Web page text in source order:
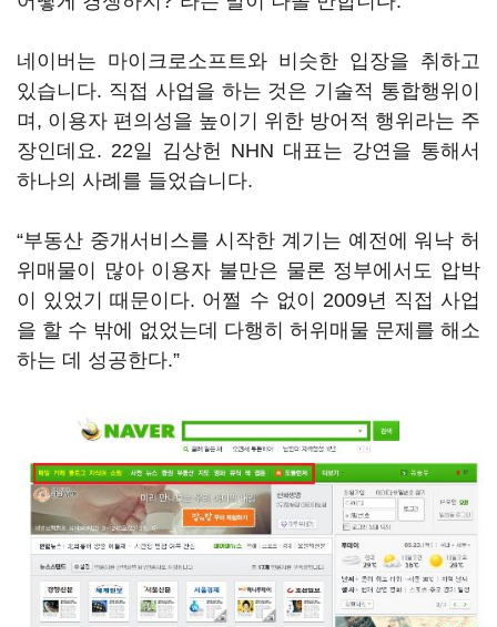
네이버는 마이크로소프트와 비슷한 입장을 취하고
있습니다. 직접 사업을 하는 것은 기술적 통합행위이
며, 이용자 편의성을 높이기 위한 방어적 행위라는 주
장인데요. 22일 김상헌 NHN 대표는 강연을 통해서
하나의 사례를 들었습니다.
“부동산 중개서비스를 시작한 계기는 예전에 워낙 허
위매물이 많아 이용자 불만은 물론 정부에서도 압박
이 있었기 때문이다. 어쩔 수 없이 2009년 직접 사업
을 할 수 밖에 없었는데 다행히 허위매물 문제를 해소
하는 데 성공한다.”